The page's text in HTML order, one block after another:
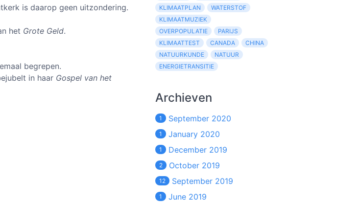
is daarop geen uitzondering.
het Grote Geld.
begrepen.
in haar Gospel van het
KLIMAATPLAN
WATERSTOF
KLIMAATMUZIEK
OVERPOPULATIE
PARIJS
KLIMAATTEST
CANADA
CHINA
NATUURKUNDE
NATUUR
ENERGIETRANSITIE
Archieven
1 September 2020
1 January 2020
1 December 2019
2 October 2019
12 September 2019
1 June 2019